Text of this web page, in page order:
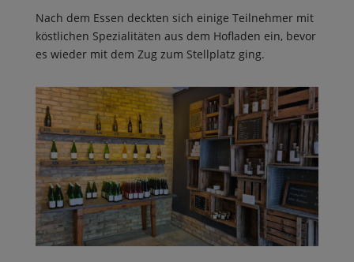
Nach dem Essen deckten sich einige Teilnehmer mit
köstlichen Spezialitäten aus dem Hofladen ein, bevor
es wieder mit dem Zug zum Stellplatz ging.